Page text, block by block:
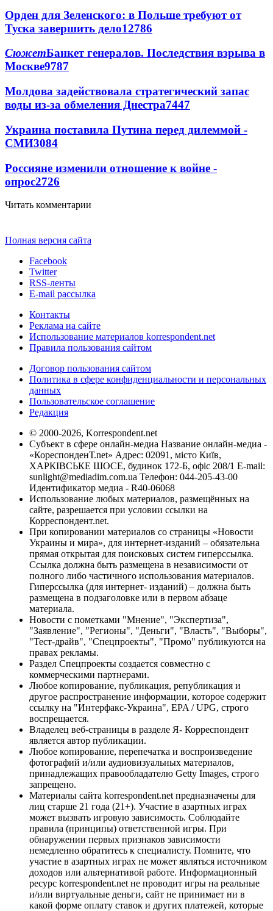
Орден для Зеленского: в Польше требуют от
Туска завершить дело12786
СюжетБанкет генералов. Последствия взрыва в
Москве9787
Молдова задействовала стратегический запас
воды из-за обмеления Днестра7447
Украина поставила Путина перед дилеммой -
СМИ3084
Россияне изменили отношение к войне -
опрос2726
Читать комментарии
Полная версия сайта
Facebook
Twitter
RSS-ленты
E-mail рассылка
Контакты
Реклама на сайте
Использование материалов korrespondent.net
Правила пользования сайтом
Договор пользования сайтом
Политика в сфере конфиденциальности и персональных
данных
Пользовательское соглашение
Редакция
© 2000-2026, Korrespondent.net
Субъект в сфере онлайн-медиа Название онлайн-медиа -
«КореспонденТ.net» Адрес: 02091, місто Київ,
ХАРКІВСЬКЕ ШОСЕ, будинок 172-Б, офіс 208/1 E-mail:
sunlight@mediadim.com.ua Телефон: 044-205-43-00
Идентификатор медиа - R40-06068
Использование любых материалов, размещённых на
сайте, разрешается при условии ссылки на
Корреспондент.net.
При копировании материалов со страницы «Новости
Украины и мира», для интернет-изданий – обязательна
прямая открытая для поисковых систем гиперссылка.
Ссылка должна быть размещена в независимости от
полного либо частичного использования материалов.
Гиперссылка (для интернет- изданий) – должна быть
размещена в подзаголовке или в первом абзаце
материала.
Новости с пометками "Мнение", "Экспертиза",
"Заявление", "Регионы", "Деньги", "Власть", "Выборы",
"Тест-драйв", "Спецпроекты", "Промо" публикуются на
правах рекламы.
Раздел Спецпроекты создается совместно с
коммерческими партнерами.
Любое копирование, публикация, републикация и
другое распространение информации, которое содержит
ссылку на "Интерфакс-Украина", EPA / UPG, строго
воспрещается.
Владелец веб-страницы в разделе Я- Корреспондент
является автор публикации.
Любое копирование, перепечатка и воспроизведение
фотографий и/или аудиовизуальных материалов,
принадлежащих правообладателю Getty Images, строго
запрещено.
Материалы сайта korrespondent.net предназначены для
лиц старше 21 года (21+). Участие в азартных играх
может вызвать игровую зависимость. Соблюдайте
правила (принципы) ответственной игры. При
обнаружении первых признаков зависимости
немедленно обратитесь к специалисту. Помните, что
участие в азартных играх не может являться источником
доходов или альтернативой работе. Информационный
ресурс korrespondent.net не проводит игры на реальные
и/или виртуальные деньги, сайт не принимает ни в
какой форме оплату ставок и других платежей, которые